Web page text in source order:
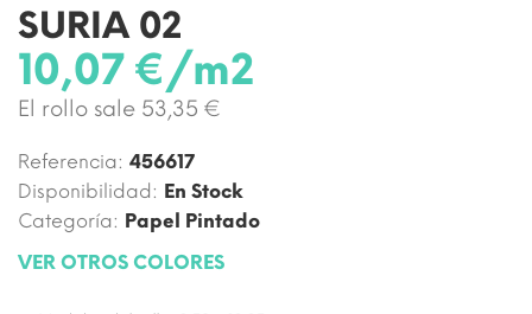
SURIA 02
10,07 €/m2
El rollo sale 53,35 €
Referencia: 456617
Disponibilidad: En Stock
Categoría: Papel Pintado
VER OTROS COLORES